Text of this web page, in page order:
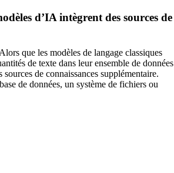
d’IA intègrent des sources de
que les modèles de langage classiques
de texte dans leur ensemble de données
de connaissances supplémentaire.
de données, un système de fichiers ou